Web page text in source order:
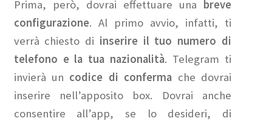
Prima, però, dovrai effettuare una breve
configurazione. Al primo avvio, infatti, ti
verrà chiesto di inserire il tuo numero di
telefono e la tua nazionalità. Telegram ti
invierà un codice di conferma che dovrai
inserire nell’apposito box. Dovrai anche
consentire all’app, se lo desideri, di